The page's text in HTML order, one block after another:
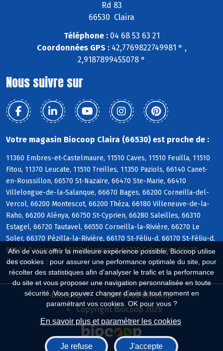
Afin de vous offrir la meilleure expérience possible, Biocoop utilise
des cookies : pour assurer une performance optimale du site, pour
récolter des statistiques afin d'analyser le trafic et la performance
du site et vous proposer une navigation personnalisée en toute
sécurité. Vous pouvez changer d'avis à tout moment en
paramétrant vos cookies. OK pour vous ?
En savoir plus et paramétrer les cookies
Je refuse J'accepte
Rd 83
66530 Claira
Téléphone :04 68 53 63 21
Coordonnées GPS :42,7769822749981 ° ,
2,9187899455078 °
Nous suivre sur
Votre magasin Biocoop Claira (66530) est proche de :
11360 Embres-et-Castelmaure, 11510 Caves, 11510 Feuilla, 11510
Fitou, 11370 Leucate, 11510 Treilles, 11350 Paziols, 66140 Canet-
en-Roussillon, 66570 St-Nazaire, 66470 Ste-Marie, 66410
Villelongue-de-la-Salanque, 66670 Bages, 66200 Corneilla-del-
Vercol, 66200 Montescot, 66200 Théza, 66180 Villeneuve-de-la-
Raho, 66200 Alénya, 66750 St-Cyprien, 66280 Saleilles, 66310
Estagel, 66720 Tautavel, 66550 Corneilla-la-Rivière, 66270 Le
Soler, 66370 Pézilla-la-Rivière, 66170 St-Féliu-d, 66170 St-Féliu-d,
66000 Perpignan, 66100 Perpignan, 66330 Cabestany, 66430
Bompas
Biocoop.fr
Le réseau Biocoop
Copyright Biocoop 2026